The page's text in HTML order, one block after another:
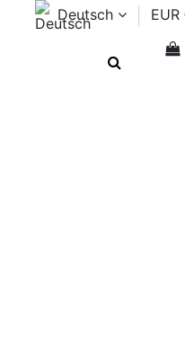
Deutsch EUR